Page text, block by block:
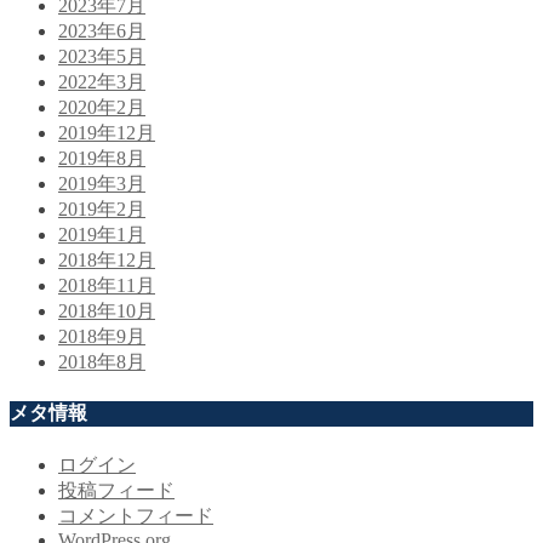
2023年7月
2023年6月
2023年5月
2022年3月
2020年2月
2019年12月
2019年8月
2019年3月
2019年2月
2019年1月
2018年12月
2018年11月
2018年10月
2018年9月
2018年8月
メタ情報
ログイン
投稿フィード
コメントフィード